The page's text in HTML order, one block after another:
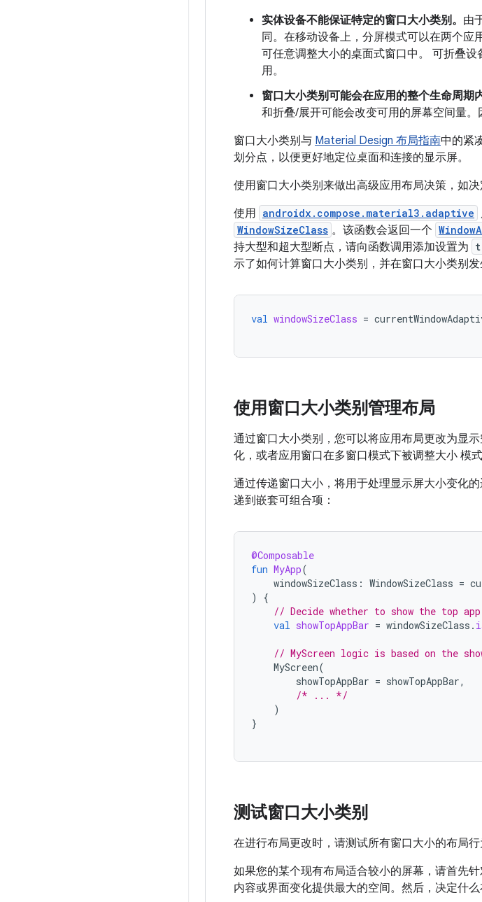
实体设备不能保证特定的窗口大小类别。 由
同。在移动设备上，分屏模式可以在两个应
可任意调整大小的桌面式窗口中。 可折叠
用。
窗口大小类别可能会在应用的整个生命周期
和折叠/展开可能会改变可用的屏幕空间量
窗口大小类别与 Material Design 布局指南中的紧
划分点，以便更好地定位桌面和连接的显示屏。
使用窗口大小类别来做出高级应用布局决策，如
使用 androidx.compose.material3.adaptive
WindowSizeClass 。该函数会返回一个
持大型和超大型断点，请向函数调用添加设置为
示了如何计算窗口大小类别，并在窗口大小类别发
val windowSizeClass =
使用窗口大小类别管理布局
通过窗口大小类别，您可以将应用布局更改为显
化，或者应用窗口在多窗口模式下被调整大小 模式
通过传递窗口大小，将用于处理显示屏大小变化
递到嵌套可组合项：
@Composable
fun MyApp(
windowSizeClass : WindowSizeClass =
)
{
// Decide whether to show the top
val showTopAppBar = windowSizeClass .
// MyScreen logic is based on the
MyScreen(
showTopAppBar = showTopAppBar,
/* ... */
)
}
测试窗口大小类别
在进行布局更改时，请测试所有窗口大小的布局
如果您的某个现有布局适合较小的屏幕，请首先
内容或界面变化提供最大的空间。然后，决定什